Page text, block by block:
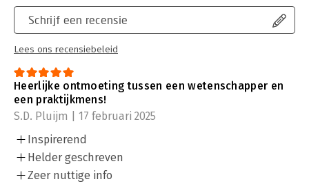
Schrijf een recensie
Lees ons recensiebeleid
Heerlijke ontmoeting tussen een wetenschapper en
een praktijkmens!
S.D. Pluijm | 17 februari 2025
Inspirerend
Helder geschreven
Zeer nuttige info